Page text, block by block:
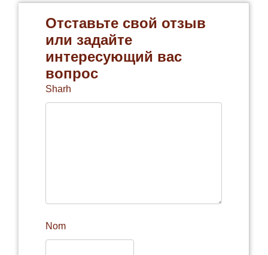
Отставьте свой отзыв
или задайте
интересующий вас
вопрос
Sharh
Nom